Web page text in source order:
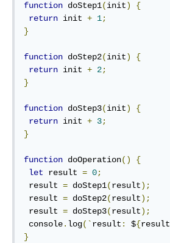
function doStep1(init)
{
return init + 1;
}
function doStep2(init)
{
return init + 2;
}
function doStep3(init)
{
return init + 3;
}
function doOperation()
{
let result = 0;
result = doStep1(result);
result = doStep2(result);
result = doStep3(result);
console. log(`result : ${result
}